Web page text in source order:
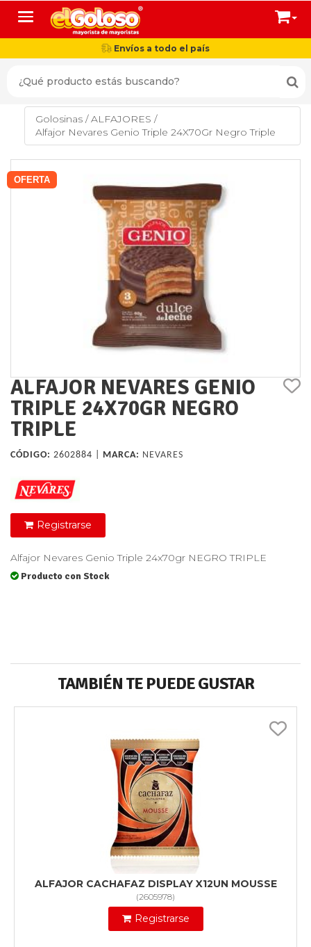
Toggle navigation
Envíos a todo el país
Golosinas /ALFAJORES /
Alfajor Nevares Genio Triple 24X70Gr Negro Triple
OFERTA
ALFAJOR NEVARES GENIO
TRIPLE 24X70GR NEGRO
TRIPLE
CÓDIGO: 2602884 | MARCA: NEVARES
Registrarse
Alfajor Nevares Genio Triple 24x70gr NEGRO TRIPLE
Producto con Stock
TAMBIÉN TE PUEDE GUSTAR
ALFAJOR CACHAFAZ DISPLAY X12UN MOUSSE
(2605978)
Registrarse